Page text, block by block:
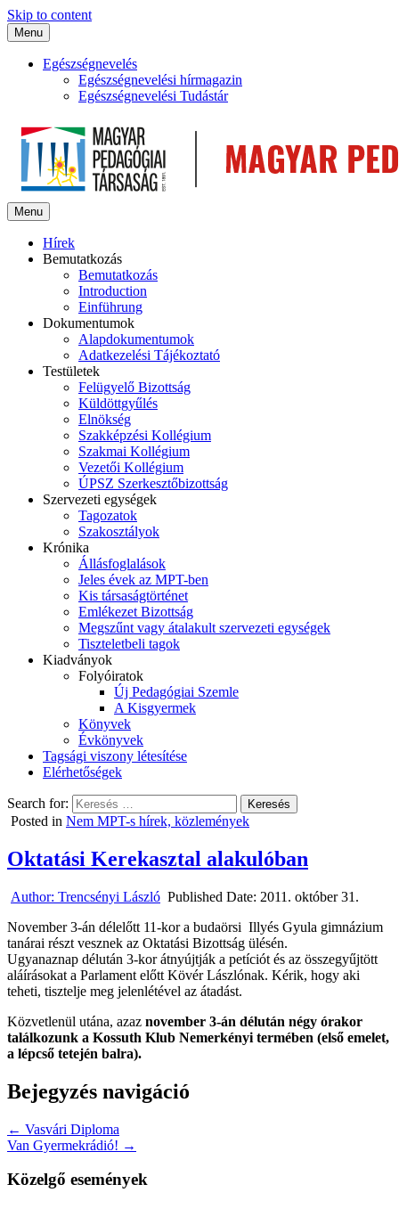
Skip to content
Menu
Egészségnevelés
Egészségnevelési hírmagazin
Egészségnevelési Tudástár
Menu
Hírek
Bemutatkozás
Bemutatkozás
Introduction
Einführung
Dokumentumok
Alapdokumentumok
Adatkezelési Tájékoztató
Testületek
Felügyelő Bizottság
Küldöttgyűlés
Elnökség
Szakképzési Kollégium
Szakmai Kollégium
Vezetői Kollégium
ÚPSZ Szerkesztőbizottság
Szervezeti egységek
Tagozatok
Szakosztályok
Krónika
Állásfoglalások
Jeles évek az MPT-ben
Kis társaságtörténet
Emlékezet Bizottság
Megszűnt vagy átalakult szervezeti egységek
Tiszteletbeli tagok
Kiadványok
Folyóiratok
Új Pedagógiai Szemle
A Kisgyermek
Könyvek
Évkönyvek
Tagsági viszony létesítése
Elérhetőségek
Search for:
Posted in Nem MPT-s hírek, közlemények
Oktatási Kerekasztal alakulóban
Author: Trencsényi László Published Date: 2011. október 31.
November 3-án délelőtt 11-kor a budaörsi Illyés Gyula gimnázium
tanárai részt vesznek az Oktatási Bizottság ülésén.
Ugyanaznap délután 3-kor átnyújtják a petíciót és az összegyűjtött
aláírásokat a Parlament előtt Kövér Lászlónak. Kérik, hogy aki
teheti, tisztelje meg jelenlétével az átadást.
Közvetlenül utána, azaz november 3-án délután négy órakor
találkozunk a Kossuth Klub Nemerkényi termében (első emelet,
a lépcső tetején balra).
Bejegyzés navigáció
← Vasvári Diploma
Van Gyermekrádió! →
Közelgő események